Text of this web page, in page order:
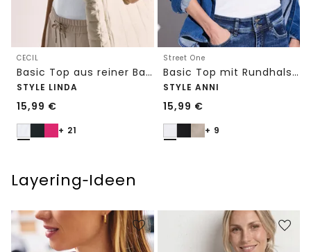
CECIL
Basic Top aus reiner Baumwolle
STYLE LINDA
15,99 €
+ 21
Street One
Basic Top mit Rundhals in Unifarbe
STYLE ANNI
15,99 €
+ 9
Layering‑Ideen